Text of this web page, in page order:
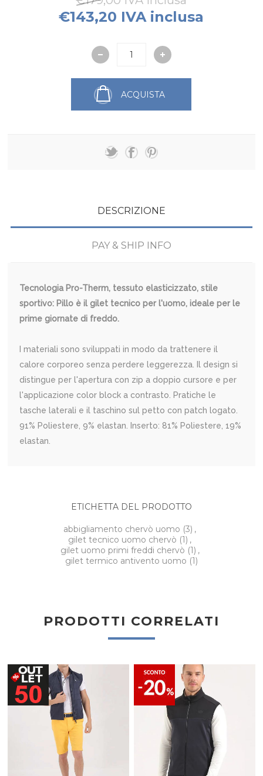
€143,20 IVA inclusa
ACQUISTA
DESCRIZIONE
PAY & SHIP INFO
Tecnologia Pro-Therm, tessuto elasticizzato, stile
sportivo: Pillo è il gilet tecnico per l'uomo, ideale per le
prime giornate di freddo.
I materiali sono sviluppati in modo da trattenere il
calore corporeo senza perdere leggerezza. Il design si
distingue per l'apertura con zip a doppio cursore e per
l'applicazione color block a contrasto. Pratiche le
tasche laterali e il taschino sul petto con patch logato.
91% Poliestere, 9% elastan. Inserto: 81% Poliestere, 19%
elastan.
ETICHETTA DEL PRODOTTO
abbigliamento chervò uomo (3) ,
gilet tecnico uomo chervò (1) ,
gilet uomo primi freddi chervò (1) ,
gilet termico antivento uomo (1)
PRODOTTI CORRELATI